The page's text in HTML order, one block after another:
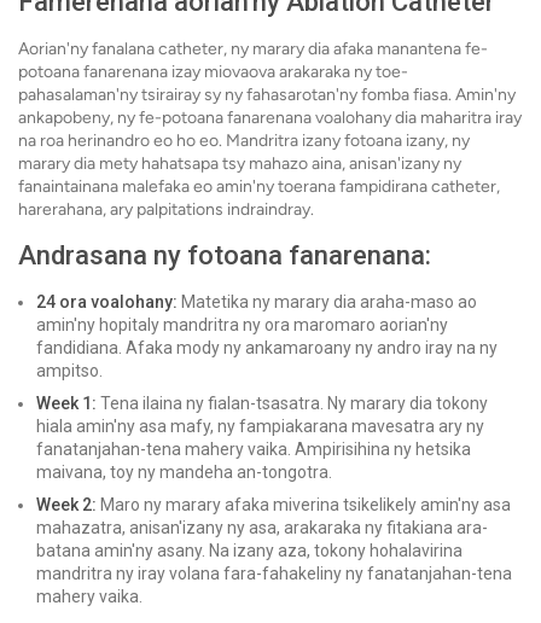
Aorian'ny fanalana catheter, ny marary dia afaka manantena fe-
potoana fanarenana izay miovaova arakaraka ny toe-
pahasalaman'ny tsirairay sy ny fahasarotan'ny fomba fiasa. Amin'ny
ankapobeny, ny fe-potoana fanarenana voalohany dia maharitra iray
na roa herinandro eo ho eo. Mandritra izany fotoana izany, ny
marary dia mety hahatsapa tsy mahazo aina, anisan'izany ny
fanaintainana malefaka eo amin'ny toerana fampidirana catheter,
harerahana, ary palpitations indraindray.
Andrasana ny fotoana fanarenana:
24 ora voalohany: Matetika ny marary dia araha-maso ao
amin'ny hopitaly mandritra ny ora maromaro aorian'ny
fandidiana. Afaka mody ny ankamaroany ny andro iray na ny
ampitso.
Week 1: Tena ilaina ny fialan-tsasatra. Ny marary dia tokony
hiala amin'ny asa mafy, ny fampiakarana mavesatra ary ny
fanatanjahan-tena mahery vaika. Ampirisihina ny hetsika
maivana, toy ny mandeha an-tongotra.
Week 2: Maro ny marary afaka miverina tsikelikely amin'ny asa
mahazatra, anisan'izany ny asa, arakaraka ny fitakiana ara-
batana amin'ny asany. Na izany aza, tokony hohalavirina
mandritra ny iray volana fara-fahakeliny ny fanatanjahan-tena
mahery vaika.